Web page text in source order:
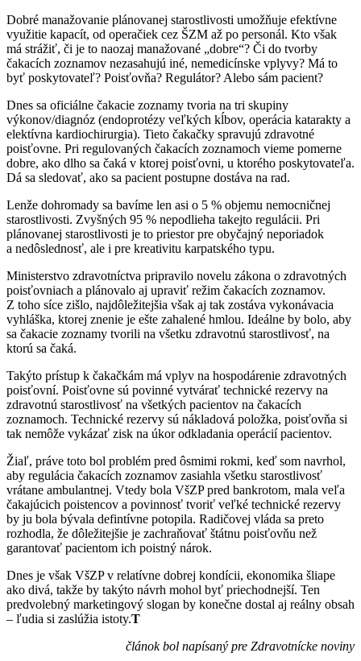
Dobré manažovanie plánovanej starostlivosti umožňuje efektívne
využitie kapacít, od operačiek cez ŠZM až po personál. Kto však
má strážiť, či je to naozaj manažované „dobre“? Či do tvorby
čakacích zoznamov nezasahujú iné, nemedicínske vplyvy? Má to
byť poskytovateľ? Poisťovňa? Regulátor? Alebo sám pacient?
Dnes sa oficiálne čakacie zoznamy tvoria na tri skupiny
výkonov/diagnóz (endoprotézy veľkých kĺbov, operácia katarakty a
elektívna kardiochirurgia). Tieto čakačky spravujú zdravotné
poisťovne. Pri regulovaných čakacích zoznamoch vieme pomerne
dobre, ako dlho sa čaká v ktorej poisťovni, u ktorého poskytovateľa.
Dá sa sledovať, ako sa pacient postupne dostáva na rad.
Lenže dohromady sa bavíme len asi o 5 % objemu nemocničnej
starostlivosti. Zvyšných 95 % nepodlieha takejto regulácii. Pri
plánovanej starostlivosti je to priestor pre obyčajný neporiadok
a nedôslednosť, ale i pre kreativitu karpatského typu.
Ministerstvo zdravotníctva pripravilo novelu zákona o zdravotných
poisťovniach a plánovalo aj upraviť režim čakacích zoznamov.
Z toho síce zišlo, najdôležitejšia však aj tak zostáva vykonávacia
vyhláška, ktorej znenie je ešte zahalené hmlou. Ideálne by bolo, aby
sa čakacie zoznamy tvorili na všetku zdravotnú starostlivosť, na
ktorú sa čaká.
Takýto prístup k čakačkám má vplyv na hospodárenie zdravotných
poisťovní. Poisťovne sú povinné vytvárať technické rezervy na
zdravotnú starostlivosť na všetkých pacientov na čakacích
zoznamoch. Technické rezervy sú nákladová položka, poisťovňa si
tak nemôže vykázať zisk na úkor odkladania operácií pacientov.
Žiaľ, práve toto bol problém pred ôsmimi rokmi, keď som navrhol,
aby regulácia čakacích zoznamov zasiahla všetku starostlivosť
vrátane ambulantnej. Vtedy bola VšZP pred bankrotom, mala veľa
čakajúcich poistencov a povinnosť tvoriť veľké technické rezervy
by ju bola bývala defintívne potopila. Radičovej vláda sa preto
rozhodla, že dôležitejšie je zachraňovať štátnu poisťovňu než
garantovať pacientom ich poistný nárok.
Dnes je však VšZP v relatívne dobrej kondícii, ekonomika šliape
ako divá, takže by takýto návrh mohol byť priechodnejší. Ten
predvolebný marketingový slogan by konečne dostal aj reálny obsah
– ľudia si zaslúžia istoty.T
článok bol napísaný pre Zdravotnícke noviny